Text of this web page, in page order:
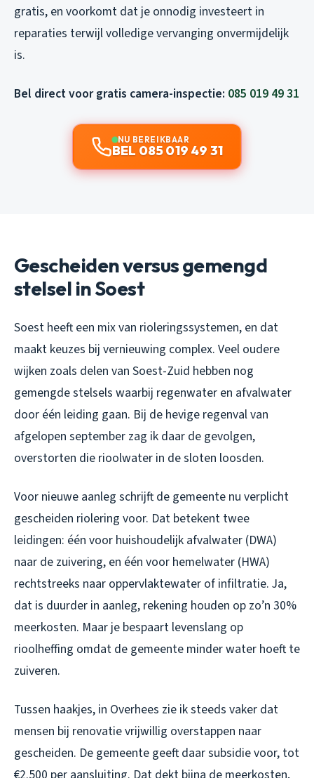
gratis, en voorkomt dat je onnodig investeert in
reparaties terwijl volledige vervanging onvermijdelijk
is.
Bel direct voor gratis camera-inspectie: 085 019 49 31
NU BEREIKBAAR
BEL 085 019 49 31
Gescheiden versus gemengd
stelsel in Soest
Soest heeft een mix van rioleringssystemen, en dat
maakt keuzes bij vernieuwing complex. Veel oudere
wijken zoals delen van Soest-Zuid hebben nog
gemengde stelsels waarbij regenwater en afvalwater
door één leiding gaan. Bij de hevige regenval van
afgelopen september zag ik daar de gevolgen,
overstorten die rioolwater in de sloten loosden.
Voor nieuwe aanleg schrijft de gemeente nu verplicht
gescheiden riolering voor. Dat betekent twee
leidingen: één voor huishoudelijk afvalwater (DWA)
naar de zuivering, en één voor hemelwater (HWA)
rechtstreeks naar oppervlaktewater of infiltratie. Ja,
dat is duurder in aanleg, rekening houden op zo’n 30%
meerkosten. Maar je bespaart levenslang op
rioolheffing omdat de gemeente minder water hoeft te
zuiveren.
Tussen haakjes, in Overhees zie ik steeds vaker dat
mensen bij renovatie vrijwillig overstappen naar
gescheiden. De gemeente geeft daar subsidie voor, tot